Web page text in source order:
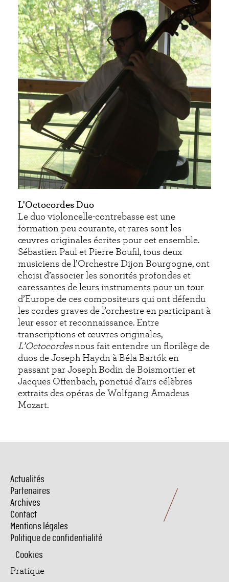
L'Octocordes Duo
Le duo violoncelle-contrebasse est une
formation peu courante, et rares sont les
œuvres originales écrites pour cet ensemble.
Sébastien Paul et Pierre Boufil, tous deux
musiciens de l’Orchestre Dijon Bourgogne, ont
choisi d’associer les sonorités profondes et
caressantes de leurs instruments pour un tour
d’Europe de ces compositeurs qui ont défendu
les cordes graves de l’orchestre en participant à
leur essor et reconnaissance. Entre
transcriptions et œuvres originales,
L’Octocordesnous fait entendre un florilège de
duos de Joseph Haydn à Béla Bartók en
passant par Joseph Bodin de Boismortier et
Jacques Offenbach, ponctué d’airs célèbres
extraits des opéras de Wolfgang Amadeus
Mozart.
Menu
Pied
de
page
Actualités
Partenaires
Archives
Contact
Mentions légales
Politique de confidentialité
Cookies
Pratique